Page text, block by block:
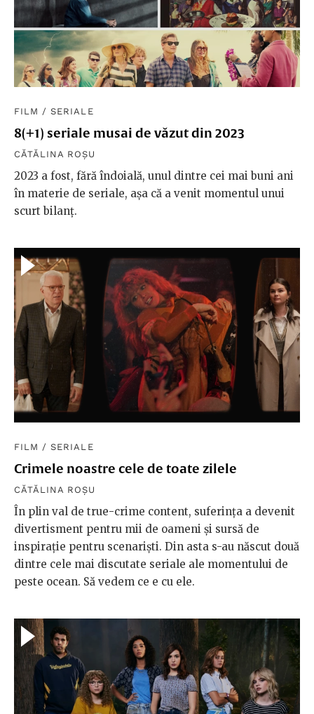
FILM /SERIALE
8(+1) seriale musai de văzut din 2023
CĂTĂLINA ROȘU
2023 a fost, fără îndoială, unul dintre cei mai buni ani
în materie de seriale, așa că a venit momentul unui
scurt bilanț.
FILM /SERIALE
Crimele noastre cele de toate zilele
CĂTĂLINA ROȘU
În plin val de true-crime content, suferința a devenit
divertisment pentru mii de oameni și sursă de
inspirație pentru scenariști. Din asta s-au născut două
dintre cele mai discutate seriale ale momentului de
peste ocean. Să vedem ce e cu ele.